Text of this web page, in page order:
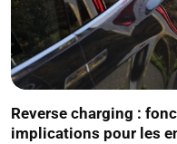
Reverse charging :
implications pour les